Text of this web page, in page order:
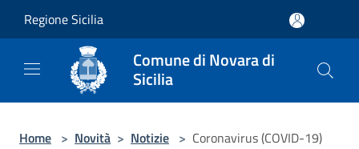
Regione Sicilia
Comune di Novara di
Sicilia
Home > Novità > Notizie > Coronavirus (COVID-19)